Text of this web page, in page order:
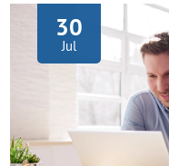
Einzelmaßnahmen […]
30
Jul